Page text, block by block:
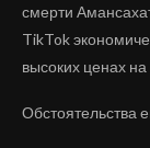
смерти
TikTok
высоких ценах
Обстоятельства